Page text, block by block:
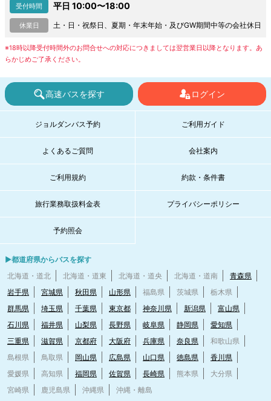
受付時間 平日 10:00〜18:00
休業日 土・日・祝祭日、夏期・年末年始・及びGW期間中等の会社休日
※18時以降受付時間外のお問合せへの対応につきましては翌営業日以降となります。あ
らかじめご了承ください。
高速バスを探す ログイン
ジョルダンバス予約 ご利用ガイド
よくあるご質問 会社案内
ご利用規約 約款・条件書
旅行業務取扱料金表 プライバシーポリシー
予約照会
▶都道府県からバスを探す
北海道・道北
北海道・道東 北海道・道央 北海道・道南
青森県
岩手県
宮城県 秋田県 山形県 福島県 茨城県
栃木県
群馬県
埼玉県 千葉県 東京都 神奈川県 新潟県
富山県
石川県
福井県 山梨県 長野県 岐阜県 静岡県
愛知県
三重県
滋賀県 京都府 大阪府 兵庫県 奈良県
和歌山県
島根県
鳥取県 岡山県 広島県 山口県 徳島県
香川県
愛媛県
高知県 福岡県 佐賀県 長崎県 熊本県
大分県
宮崎県
鹿児島県 沖縄県 沖縄・離島